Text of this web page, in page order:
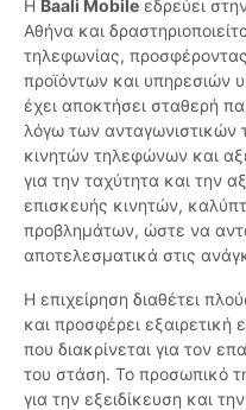
Η Baali Mobile εδρεύει
Αθήνα και
τηλεφωνίας,
προϊόντων και υπηρεσιών
έχει αποκτήσει σταθερή
λόγω των ανταγωνιστικών
κινητών τηλεφώνων και
για την ταχύτητα και την
επισκευής κινητών,
προβλημάτων, ώστε να
αποτελεσματικά στις
Η επιχείρηση διαθέτει
και προσφέρει
που διακρίνεται για τον
του στάση. Το προσωπικό
για την εξειδίκευση και